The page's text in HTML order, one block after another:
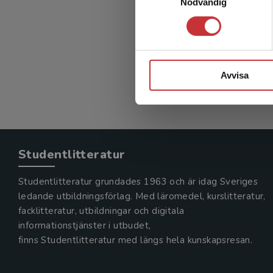
Avvisa
Exkl.
Studentlitteratur
Studentlitteratur grundades 1963 och är idag Sveriges
ledande utbildningsförlag. Med läromedel, kurslitteratur,
facklitteratur, utbildningar och digitala
informationstjänster i utbudet,
finns Studentlitteratur med längs hela kunskapsresan.